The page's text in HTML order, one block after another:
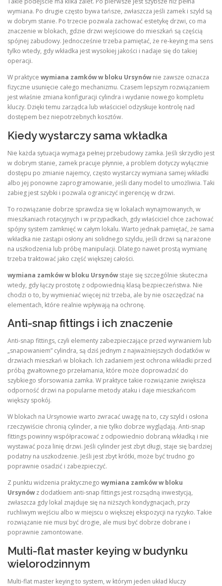
wymiana. Po drugie często bywa tańsze, zwłaszcza jeśli zamek i szyld są
w dobrym stanie. Po trzecie pozwala zachować estetykę drzwi, co ma
znaczenie w blokach, gdzie drzwi wejściowe do mieszkań są częścią
spójnej zabudowy. Jednocześnie trzeba pamiętać, że re-keying ma sens
tylko wtedy, gdy wkładka jest wysokiej jakości i nadaje się do takiej
operacji.
W praktyce wymiana zamków w bloku Ursynównie zawsze oznacza
fizyczne usunięcie całego mechanizmu. Czasem lepszym rozwiązaniem
jest właśnie zmiana konfiguracji cylindra i wydanie nowego kompletu
kluczy. Dzięki temu zarządca lub właściciel odzyskuje kontrolę nad
dostępem bez niepotrzebnych kosztów.
Kiedy wystarczy sama wkładka
Nie każda sytuacja wymaga pełnej przebudowy zamka. Jeśli skrzydło jest
w dobrym stanie, zamek pracuje płynnie, a problem dotyczy wyłącznie
dostępu po zmianie najemcy, często wystarczy wymiana samej wkładki
albo jej ponowne zaprogramowanie, jeśli dany model to umożliwia. Taki
zabieg jest szybki i pozwala ograniczyć ingerencję w drzwi.
To rozwiązanie dobrze sprawdza się w lokalach wynajmowanych, w
mieszkaniach rotacyjnych i w przypadkach, gdy właściciel chce zachować
spójny system zamknięć w całym lokalu. Warto jednak pamiętać, że sama
wkładka nie zastąpi osłony ani solidnego szyldu, jeśli drzwi są narażone
na uszkodzenia lub próbę manipulacji. Dlatego nawet prostą wymianę
trzeba traktować jako część większej całości.
wymiana zamków w bloku Ursynówstaje się szczególnie skuteczna
wtedy, gdy łączy prostotę z odpowiednią klasą bezpieczeństwa. Nie
chodzi o to, by wymieniać więcej niż trzeba, ale by nie oszczędzać na
elementach, które realnie wpływają na ochronę.
Anti-snap fittings i ich znaczenie
Anti-snap fittings, czyli elementy zabezpieczające przed wyrwaniem lub
„snapowaniem” cylindra, są dziś jednym z najważniejszych dodatków w
drzwiach mieszkań w blokach. Ich zadaniem jest ochrona wkładki przed
próbą gwałtownego przełamania, które może doprowadzić do
szybkiego sforsowania zamka. W praktyce takie rozwiązanie zwiększa
odporność drzwi na popularne metody ataku i daje mieszkańcom
większy spokój.
W blokach na Ursynowie warto zwracać uwagę na to, czy szyld i osłona
rzeczywiście chronią cylinder, a nie tylko dobrze wyglądają. Anti-snap
fittings powinny współpracować z odpowiednio dobraną wkładką i nie
wystawać poza linię drzwi. Jeśli cylinder jest zbyt długi, staje się bardziej
podatny na uszkodzenie. Jeśli jest zbyt krótki, może być trudno go
poprawnie osadzić i zabezpieczyć.
Z punktu widzenia praktycznego wymiana zamków w bloku
Ursynówz dodatkiem anti-snap fittings jest rozsądną inwestycją,
zwłaszcza gdy lokal znajduje się na niższych kondygnacjach, przy
ruchliwym wejściu albo w miejscu o większej ekspozycji na ryzyko. Takie
rozwiązanie nie musi być drogie, ale musi być dobrze dobrane i
poprawnie zamontowane.
Multi-flat master keying w budynku
wielorodzinnym
Multi-flat master keying to system, w którym jeden układ kluczy